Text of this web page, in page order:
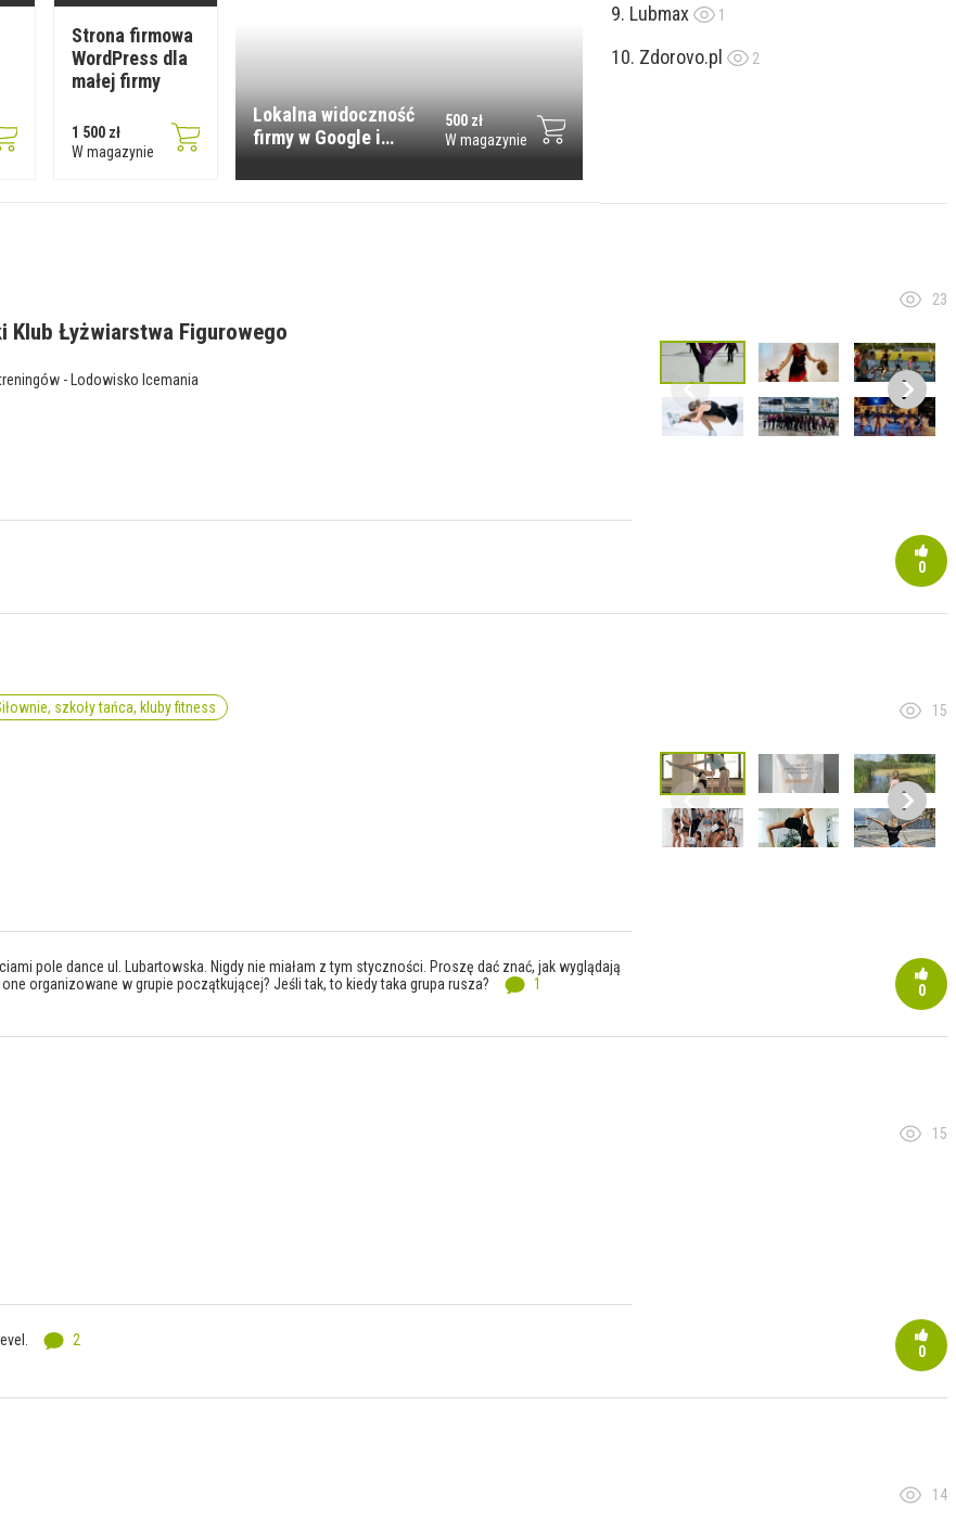
Strona firmowa
WordPress dla
małej firmy
1 500 zł
W magazynie
Lokalna widoczność
firmy w Google i
500 zł
W magazynie
Lubmax 1
Zdorovo.pl 2
Klub Łyżwiarstwa Figurowego
- Lodowisko Icemania
23
0
szkoły tańca, kluby fitness 15
pole dance ul. Lubartowska. Nigdy nie miałam z tym styczności. Proszę dać znać, jak wyglądają
organizowane w grupie początkującej? Jeśli tak, to kiedy taka grupa rusza?
1 0
15
2
0
14